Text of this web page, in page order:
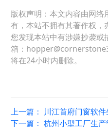
版权声明：本文内容由网
有，本站不拥有其著作权，
您发现本站中有涉嫌抄袭或
箱：
将在24小时内删除。
上一篇： 川江首府门窗软
下一篇：杭州小型工厂生